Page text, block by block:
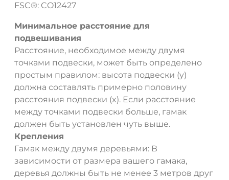
FSC®: CO12427
Минимальное расстояние для
подвешивания
Расстояние, необходимое между двумя
точками подвески, может быть определено
простым правилом: высота подвески (y)
должна составлять примерно половину
расстояния подвески (x). Если расстояние
между точками подвески больше, гамак
должен быть установлен чуть выше.
Крепления
Гамак между двумя деревьями: В
зависимости от размера вашего гамака,
деревья должны быть не менее 3 метров друг